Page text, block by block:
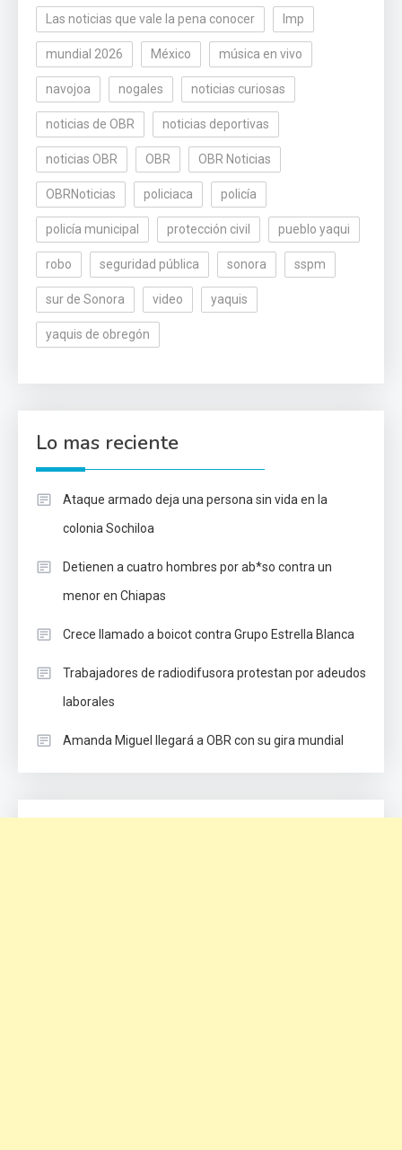
Las noticias que vale la pena conocer lmp
mundial 2026 México música en vivo
navojoa nogales noticias curiosas
noticias de OBR noticias deportivas
noticias OBR OBR OBR Noticias
OBRNoticias policiaca policía
policía municipal protección civil pueblo yaqui
robo seguridad pública sonora sspm
sur de Sonora video yaquis
yaquis de obregón
Lo mas reciente
Ataque armado deja una persona sin vida en la
colonia Sochiloa
Detienen a cuatro hombres por ab*so contra un
menor en Chiapas
Crece llamado a boicot contra Grupo Estrella Blanca
Trabajadores de radiodifusora protestan por adeudos
laborales
Amanda Miguel llegará a OBR con su gira mundial